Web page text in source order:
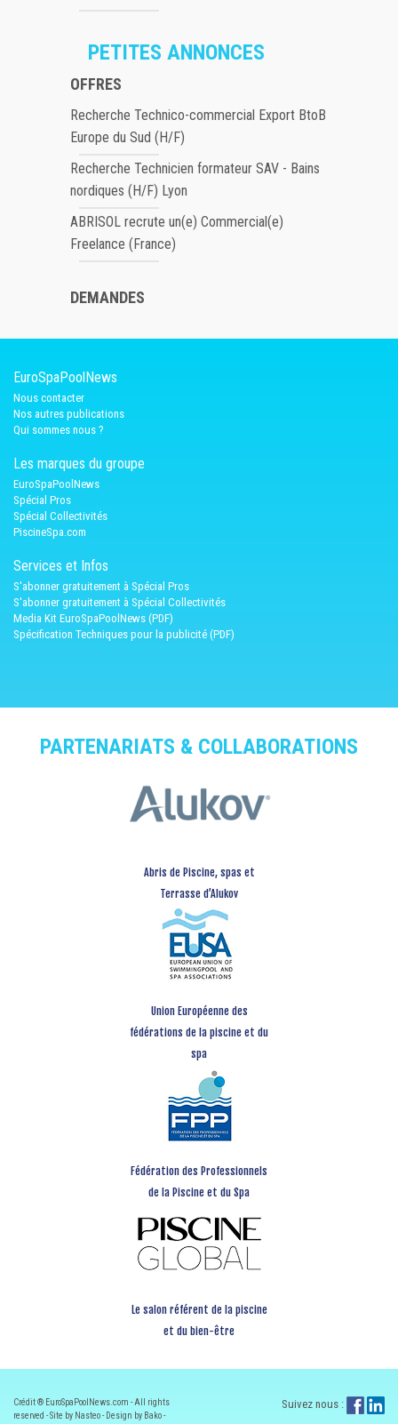
PETITES ANNONCES
OFFRES
Recherche Technico-commercial Export BtoB
Europe du Sud (H/F)
Recherche Technicien formateur SAV - Bains
nordiques (H/F) Lyon
ABRISOL recrute un(e) Commercial(e)
Freelance (France)
DEMANDES
EuroSpaPoolNews
Nous contacter
Nos autres publications
Qui sommes nous ?
Les marques du groupe
EuroSpaPoolNews
Spécial Pros
Spécial Collectivités
PiscineSpa.com
Services et Infos
S'abonner gratuitement à Spécial Pros
S'abonner gratuitement à Spécial Collectivités
Media Kit EuroSpaPoolNews (PDF)
Spécification Techniques pour la publicité (PDF)
PARTENARIATS & COLLABORATIONS
Abris de Piscine, spas et
Terrasse d’Alukov
Union Européenne des
fédérations de la piscine et du
spa
Fédération des Professionnels
de la Piscine et du Spa
Le salon référent de la piscine
et du bien-être
Crédit ® EuroSpaPoolNews.com - All rights
reserved - Site by Nasteo - Design by Bako -
Suivez nous :